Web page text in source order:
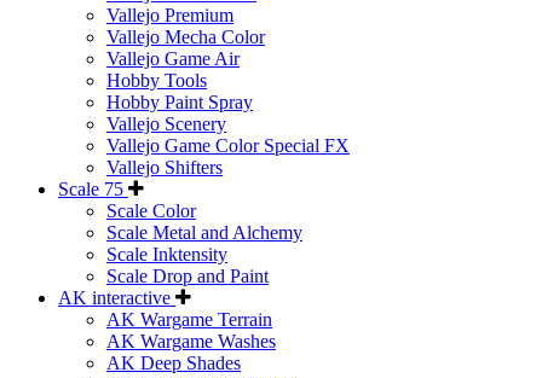
Vallejo Premium
Vallejo Mecha Color
Vallejo Game Air
Hobby Tools
Hobby Paint Spray
Vallejo Scenery
Vallejo Game Color Special FX
Vallejo Shifters
Scale 75
Scale Color
Scale Metal and Alchemy
Scale Inktensity
Scale Drop and Paint
AK interactive
AK Wargame Terrain
AK Wargame Washes
AK Deep Shades